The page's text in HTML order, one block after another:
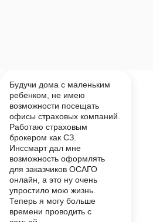
Будучи дома с маленьким
ребенком, не имею
возможности посещать
офисы страховых компаний.
Работаю страховым
брокером как СЗ.
Инссмарт дал мне
возможность оформлять
для заказчиков ОСАГО
онлайн, а это ну очень
упростило мою жизнь.
Теперь я могу больше
времени проводить с